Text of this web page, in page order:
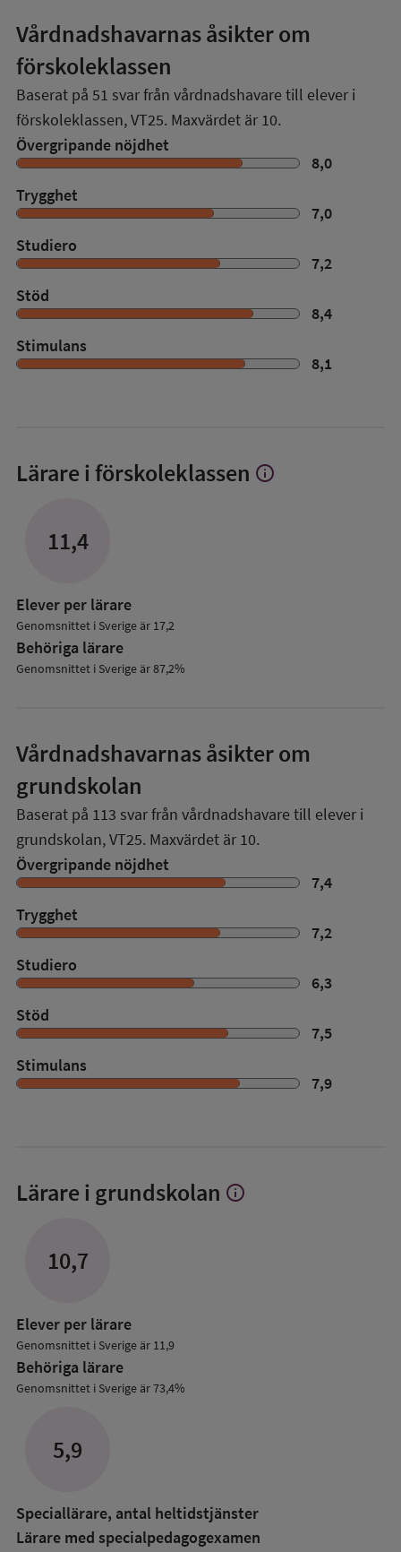
Vårdnadshavarnas åsikter om
förskoleklassen
Baserat på 51 svar från vårdnadshavare till elever i
förskoleklassen,VT25. Maxvärdet är 10.
Övergripande nöjdhet
8,0
Trygghet
7,0
Studiero
7,2
Stöd
8,4
Stimulans
8,1
Lärare i förskoleklassen Visa
info
11,4
Elever per lärare
Genomsnittet i Sverige är 17,2
Behöriga lärare
Genomsnittet i Sverige är 87,2%
Vårdnadshavarnas åsikter om
grundskolan
Baserat på 113 svar från vårdnadshavare till elever i
grundskolan,VT25. Maxvärdet är 10.
Övergripande nöjdhet
7,4
Trygghet
7,2
Studiero
6,3
Stöd
7,5
Stimulans
7,9
Lärare i grundskolan Visa
info
10,7
Elever per lärare
Genomsnittet i Sverige är 11,9
Behöriga lärare
Genomsnittet i Sverige är 73,4%
5,9
Speciallärare, antal heltidstjänster
Lärare med specialpedagog­examen